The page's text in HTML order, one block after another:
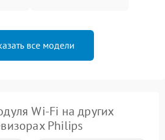
все модели
Wi-Fi на других
Philips